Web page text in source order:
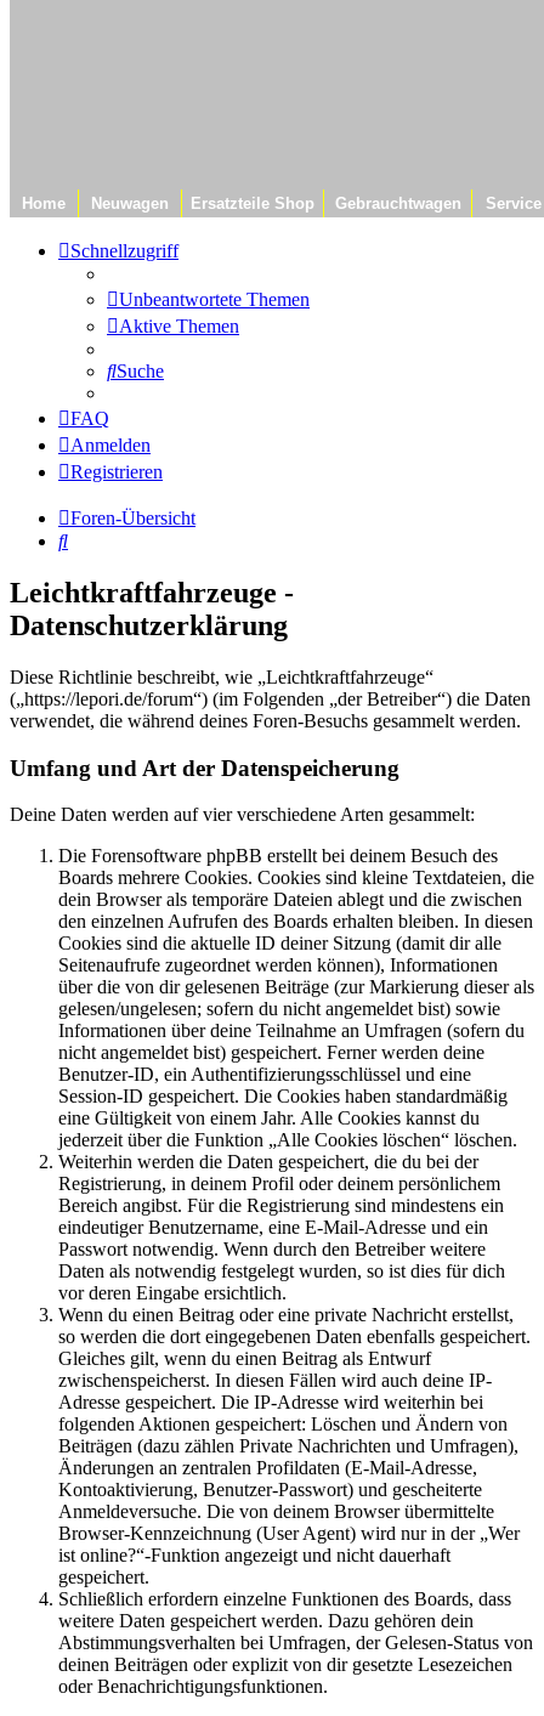
Home Neuwagen Ersatzteile Shop Gebrauchtwagen Service
Schnellzugriff
Unbeantwortete Themen
Aktive Themen
Suche
FAQ
Anmelden
Registrieren
Foren-Übersicht
Suche
Leichtkraftfahrzeuge -
Datenschutzerklärung
Diese Richtlinie beschreibt, wie „Leichtkraftfahrzeuge“
(„https://lepori.de/forum“) (im Folgenden „der Betreiber“) die Daten
verwendet, die während deines Foren-Besuchs gesammelt werden.
Umfang und Art der Datenspeicherung
Deine Daten werden auf vier verschiedene Arten gesammelt:
Die Forensoftware phpBB erstellt bei deinem Besuch des
Boards mehrere Cookies. Cookies sind kleine Textdateien, die
dein Browser als temporäre Dateien ablegt und die zwischen
den einzelnen Aufrufen des Boards erhalten bleiben. In diesen
Cookies sind die aktuelle ID deiner Sitzung (damit dir alle
Seitenaufrufe zugeordnet werden können), Informationen
über die von dir gelesenen Beiträge (zur Markierung dieser als
gelesen/ungelesen; sofern du nicht angemeldet bist) sowie
Informationen über deine Teilnahme an Umfragen (sofern du
nicht angemeldet bist) gespeichert. Ferner werden deine
Benutzer-ID, ein Authentifizierungsschlüssel und eine
Session-ID gespeichert. Die Cookies haben standardmäßig
eine Gültigkeit von einem Jahr. Alle Cookies kannst du
jederzeit über die Funktion „Alle Cookies löschen“ löschen.
Weiterhin werden die Daten gespeichert, die du bei der
Registrierung, in deinem Profil oder deinem persönlichem
Bereich angibst. Für die Registrierung sind mindestens ein
eindeutiger Benutzername, eine E-Mail-Adresse und ein
Passwort notwendig. Wenn durch den Betreiber weitere
Daten als notwendig festgelegt wurden, so ist dies für dich
vor deren Eingabe ersichtlich.
Wenn du einen Beitrag oder eine private Nachricht erstellst,
so werden die dort eingegebenen Daten ebenfalls gespeichert.
Gleiches gilt, wenn du einen Beitrag als Entwurf
zwischenspeicherst. In diesen Fällen wird auch deine IP-
Adresse gespeichert. Die IP-Adresse wird weiterhin bei
folgenden Aktionen gespeichert: Löschen und Ändern von
Beiträgen (dazu zählen Private Nachrichten und Umfragen),
Änderungen an zentralen Profildaten (E-Mail-Adresse,
Kontoaktivierung, Benutzer-Passwort) und gescheiterte
Anmeldeversuche. Die von deinem Browser übermittelte
Browser-Kennzeichnung (User Agent) wird nur in der „Wer
ist online?“-Funktion angezeigt und nicht dauerhaft
gespeichert.
Schließlich erfordern einzelne Funktionen des Boards, dass
weitere Daten gespeichert werden. Dazu gehören dein
Abstimmungsverhalten bei Umfragen, der Gelesen-Status von
deinen Beiträgen oder explizit von dir gesetzte Lesezeichen
oder Benachrichtigungsfunktionen.